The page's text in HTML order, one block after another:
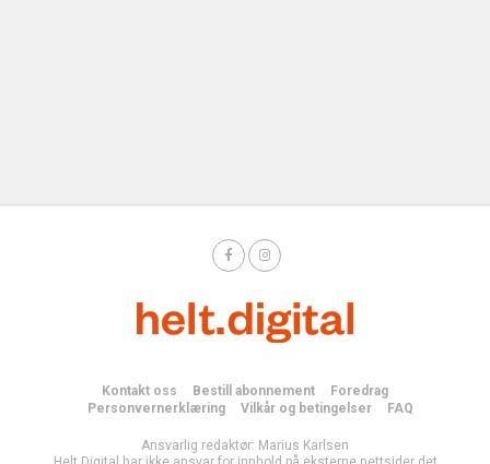
Kontakt oss Bestill abonnement
Foredrag
Personvernerklæring
Vilkår og betingelser FAQ
Ansvarlig redaktør: Marius Karlsen